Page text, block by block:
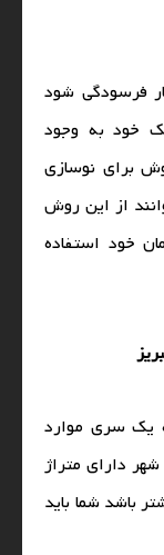
فرسودگی شود
خود به وجود
برای نوسازی
از این روش
خود استفاده
یک سری موارد
دارای متراژ‌
باشد شما باید